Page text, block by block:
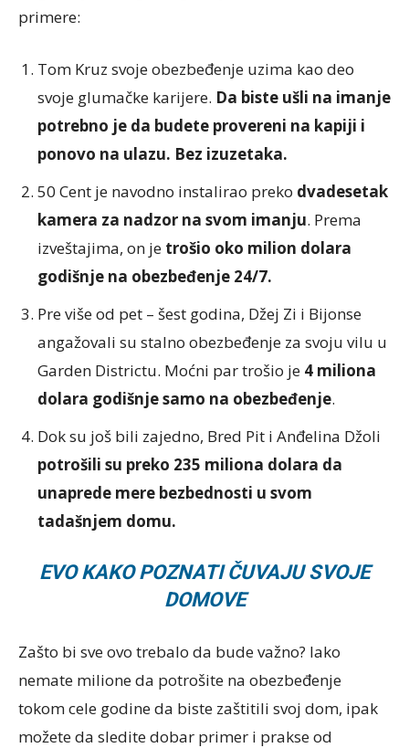
primere:
Tom Kruz svoje obezbeđenje uzima kao deo
svoje glumačke karijere. Da biste ušli na imanje
potrebno je da budete provereni na kapiji i
ponovo na ulazu. Bez izuzetaka.
50 Cent je navodno instalirao preko dvadesetak
kamera za nadzor na svom imanju. Prema
izveštajima, on je trošio oko milion dolara
godišnje na obezbeđenje 24/7.
Pre više od pet – šest godina, Džej Zi i Bijonse
angažovali su stalno obezbeđenje za svoju vilu u
Garden Districtu. Moćni par trošio je 4 miliona
dolara godišnje samo na obezbeđenje.
Dok su još bili zajedno, Bred Pit i Anđelina Džoli
potrošili su preko 235 miliona dolara da
unaprede mere bezbednosti u svom
tadašnjem domu.
EVO KAKO POZNATI ČUVAJU SVOJE
DOMOVE
Zašto bi sve ovo trebalo da bude važno? Iako
nemate milione da potrošite na obezbeđenje
tokom cele godine da biste zaštitili svoj dom, ipak
možete da sledite dobar primer i prakse od